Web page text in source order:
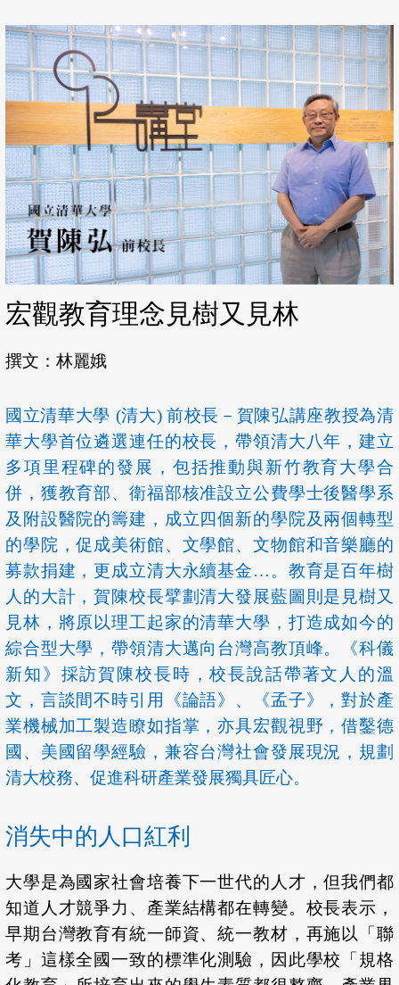
宏觀教育理念見樹又見林
撰文：林麗娥
國立清華大學 (清大) 前校長 － 賀陳弘講座教授為清
華大學首位遴選連任的校長，帶領清大八年，建立
多項里程碑的發展，包括推動與新竹教育大學合
併，獲教育部、衛福部核准設立公費學士後醫學系
及附設醫院的籌建，成立四個新的學院及兩個轉型
的學院，促成美術館、文學館、文物館和音樂廳的
募款捐建，更成立清大永續基金… 。教育是百年樹
人的大計，賀陳校長擘劃清大發展藍圖則是見樹又
見林，將原以理工起家的清華大學，打造成如今的
綜合型大學，帶領清大邁向台灣高教頂峰。《科儀
新知》採訪賀陳校長時，校長說話帶著文人的溫
文，言談間不時引用《論語》、《孟子》，對於產
業機械加工製造瞭如指掌，亦具宏觀視野，借鑿德
國、美國留學經驗，兼容台灣社會發展現況，規劃
清大校務、促進科研產業發展獨具匠心。
消失中的人口紅利
大學是為國家社會培養下一世代的人才，但我們都
知道人才競爭力、產業結構都在轉變。校長表示，
早期台灣教育有統一師資、統一教材，再施以「聯
考」這樣全國一致的標準化測驗，因此學校「規格